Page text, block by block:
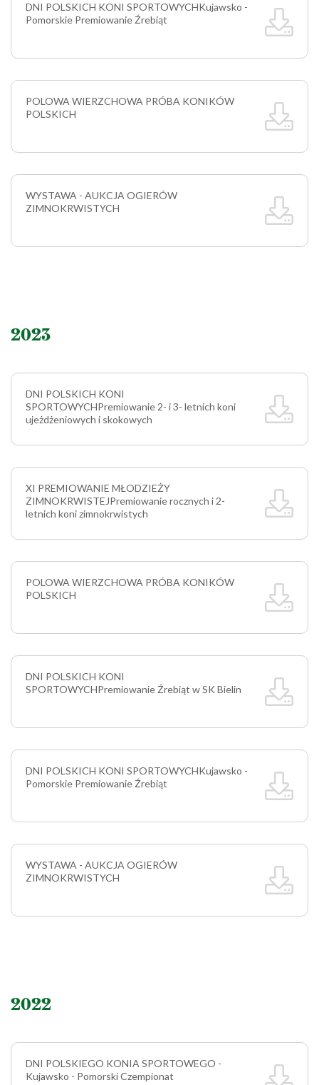
DNI POLSKICH KONI SPORTOWYCHKujawsko -
Pomorskie Premiowanie Źrebiąt
POLOWA WIERZCHOWA PRÓBA KONIKÓW
POLSKICH
WYSTAWA - AUKCJA OGIERÓW
ZIMNOKRWISTYCH
2023
DNI POLSKICH KONI
SPORTOWYCHPremiowanie 2- i 3- letnich koni
ujeżdżeniowych i skokowych
XI PREMIOWANIE MŁODZIEŻY
ZIMNOKRWISTEJPremiowanie rocznych i 2-
letnich koni zimnokrwistych
POLOWA WIERZCHOWA PRÓBA KONIKÓW
POLSKICH
DNI POLSKICH KONI
SPORTOWYCHPremiowanie Źrebiąt w SK Bielin
DNI POLSKICH KONI SPORTOWYCHKujawsko -
Pomorskie Premiowanie Źrebiąt
WYSTAWA - AUKCJA OGIERÓW
ZIMNOKRWISTYCH
2022
DNI POLSKIEGO KONIA SPORTOWEGO -
Kujawsko - Pomorski Czempionat